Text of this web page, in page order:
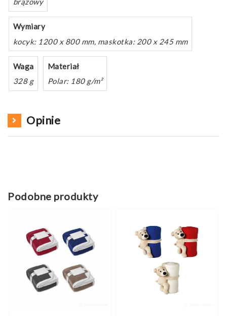
Wymiary
kocyk: 1200 x 800 mm, maskotka: 200 x 245 mm
Waga
328 g
Materiał
Polar: 180 g/m²
Opinie
Podobne produkty